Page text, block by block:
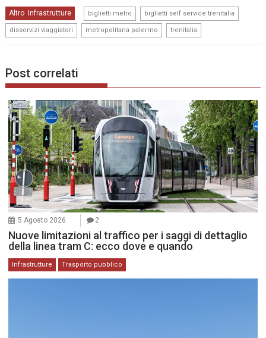
Altro, Infrastrutture biglietti metro biglietti self service trenitalia
disservizi viaggiatori metropolitana palermo trenitalia
Post correlati
5 Agosto 2026 2
Nuove limitazioni al traffico per i saggi di dettaglio
della linea tram C: ecco dove e quando
Infrastrutture Trasporto pubblico